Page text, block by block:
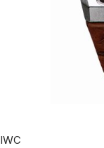
IWC